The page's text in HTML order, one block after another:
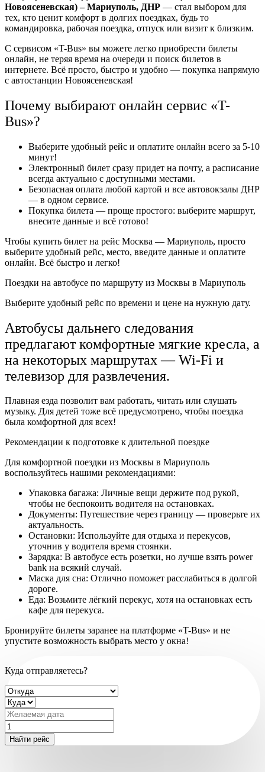
Новоясеневская) – Мариуполь, ДНР — стал выбором для
тех, кто ценит комфорт в долгих поездках, будь то
командировка, рабочая поездка, отпуск или визит к близким.
С сервисом «T-Bus» вы можете легко приобрести билеты
онлайн, не теряя время на очереди и поиск билетов в
интернете. Всё просто, быстро и удобно — покупка напрямую
с автостанции Новоясеневская!
Почему выбирают онлайн сервис «T-
Bus»?
Выберите удобный рейс и оплатите онлайн всего за 5-10
минут!
Электронный билет сразу придет на почту, а расписание
всегда актуально с доступными местами.
Безопасная оплата любой картой и все автовокзалы ДНР
— в одном сервисе.
Покупка билета — проще простого: выберите маршрут,
внесите данные и всё готово!
Чтобы купить билет на рейс Москва — Мариуполь, просто
выберите удобный рейс, место, введите данные и оплатите
онлайн. Всё быстро и легко!
Поездки на автобусе по маршруту из Москвы в Мариуполь
Выберите удобный рейс по времени и цене на нужную дату.
Автобусы дальнего следования
предлагают комфортные мягкие кресла, а
на некоторых маршрутах — Wi-Fi и
телевизор для развлечения.
Плавная езда позволит вам работать, читать или слушать
музыку. Для детей тоже всё предусмотрено, чтобы поездка
была комфортной для всех!
Рекомендации к подготовке к длительной поездке
Для комфортной поездки из Москвы в Мариуполь
воспользуйтесь нашими рекомендациями:
Упаковка багажа: Личные вещи держите под рукой,
чтобы не беспокоить водителя на остановках.
Документы: Путешествие через границу — проверьте их
актуальность.
Остановки: Используйте для отдыха и перекусов,
уточнив у водителя время стоянки.
Зарядка: В автобусе есть розетки, но лучше взять power
bank на всякий случай.
Маска для сна: Отлично поможет расслабиться в долгой
дороге.
Еда: Возьмите лёгкий перекус, хотя на остановках есть
кафе для перекуса.
Бронируйте билеты заранее на платформе «T-Bus» и не
упустите возможность выбрать место у окна!
Куда отправляетесь?